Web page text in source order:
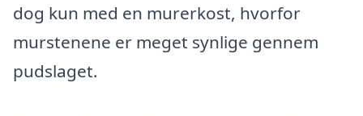
dog kun med en murerkost, hvorfor
murstenene er meget synlige gennem
pudslaget.